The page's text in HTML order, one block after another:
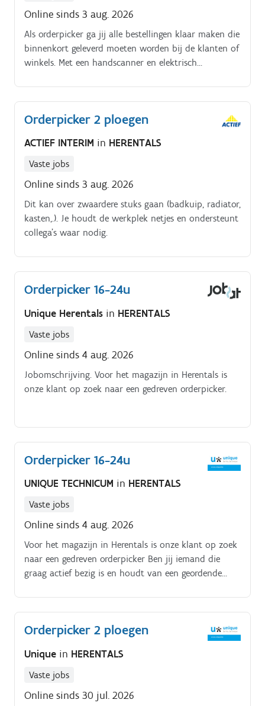
Online sinds 3 aug. 2026
Als orderpicker ga jij alle bestellingen klaar maken die
binnenkort geleverd moeten worden bij de klanten of
winkels. Met een handscanner en elektrisch
Orderpicker 2 ploegen
ACTIEF INTERIM in HERENTALS
Vaste jobs
Online sinds 3 aug. 2026
Dit kan over zwaardere stuks gaan (badkuip, radiator,
kasten,.). Je houdt de werkplek netjes en ondersteunt
collega’s waar nodig.
Orderpicker 16-24u
Unique Herentals in HERENTALS
Vaste jobs
Online sinds 4 aug. 2026
Jobomschrijving. Voor het magazijn in Herentals is
onze klant op zoek naar een gedreven orderpicker.
Orderpicker 16-24u
UNIQUE TECHNICUM in HERENTALS
Vaste jobs
Online sinds 4 aug. 2026
Voor het magazijn in Herentals is onze klant op zoek
naar een gedreven orderpicker Ben jij iemand die
graag actief bezig is en houdt van een geordende
verplaatsen en stockeren van goederen zoals
radiatoren, ketels en installatiemateriaal Daarnaast
zorg je ervoor dat alle bestellingen tijdig en correct
klaargezet worden voor transport naar klanten en
filialen Samen met je collega’s zorg je voor een nette
Orderpicker 2 ploegen
Unique in HERENTALS
Vaste jobs
Online sinds 30 jul. 2026